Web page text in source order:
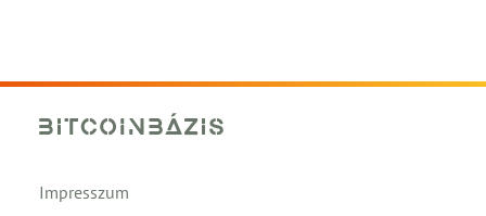
Impresszum